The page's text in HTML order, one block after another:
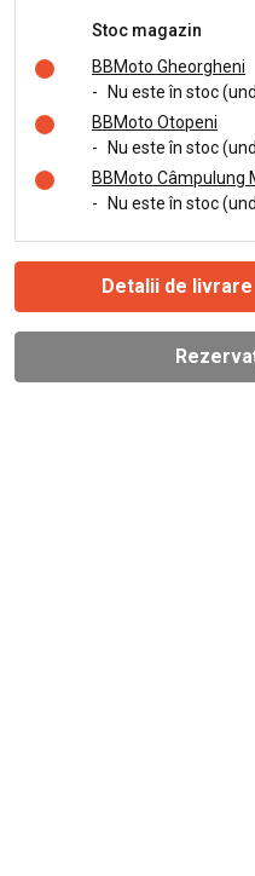
Stoc magazin
BBMoto Gheorgheni
-
Nu este în stoc
BBMoto Otopeni
-
Nu este în stoc
BBMoto Câmpulung
-
Nu este în stoc
Detalii de livrare